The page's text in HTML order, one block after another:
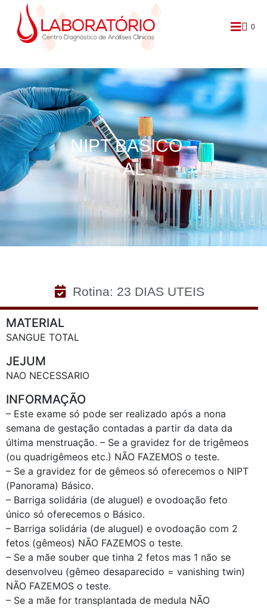
0
NIPT BASICO –
AL
Rotina: 23 DIAS UTEIS
MATERIAL
SANGUE TOTAL
JEJUM
NAO NECESSARIO
INFORMAÇÃO
– Este exame só pode ser realizado após a nona
semana de gestação contadas a partir da data da
última menstruação. – Se a gravidez for de trigêmeos
(ou quadrigêmeos etc.) NÃO FAZEMOS o teste.
– Se a gravidez for de gêmeos só oferecemos o NIPT
(Panorama) Básico.
– Barriga solidária (de aluguel) e ovodoação feto
único só oferecemos o Básico.
– Barriga solidária (de aluguel) e ovodoação com 2
fetos (gêmeos) NÃO FAZEMOS o teste.
– Se a mãe souber que tinha 2 fetos mas 1 não se
desenvolveu (gêmeo desaparecido = vanishing twin)
NÃO FAZEMOS o teste.
– Se a mãe for transplantada de medula NÃO